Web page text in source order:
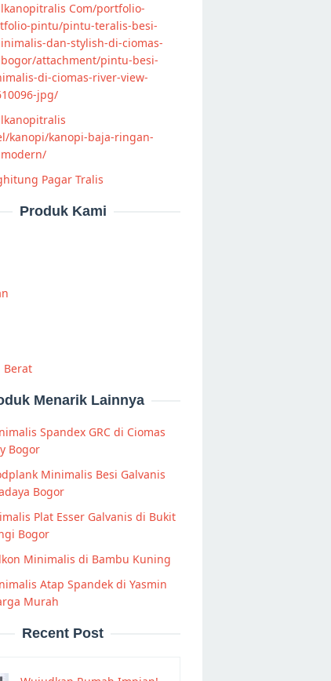
Com/portfolio-
pintu/pintu-teralis-besi-
dan-stylish-di-ciomas-
attachment/pintu-besi-
di-ciomas-river-view-
jpg/
kanopi/kanopi-baja-ringan-
Pagar Tralis
Produk Kami
Berat
Menarik Lainnya
Spandex GRC di Ciomas
Bogor
Minimalis Besi Galvanis
Bogor
Plat Esser Galvanis di Bukit
Bogor
Minimalis di Bambu Kuning
Atap Spandek di Yasmin
Murah
Recent Post